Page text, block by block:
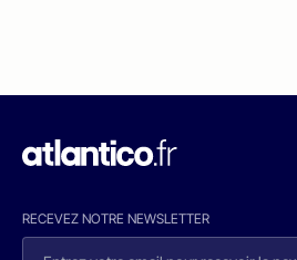
RECEVEZ NOTRE NEWSLETTER